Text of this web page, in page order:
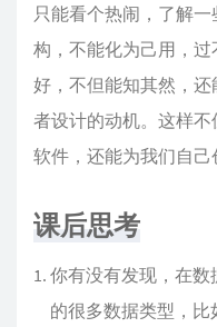
只能看个热闹，了解
构，不能化为己用，
好，不但能知其然，
者设计的动机。这样
软件，还能为我们自己
课后思考
你有没有发现，在数
的很多数据类型，